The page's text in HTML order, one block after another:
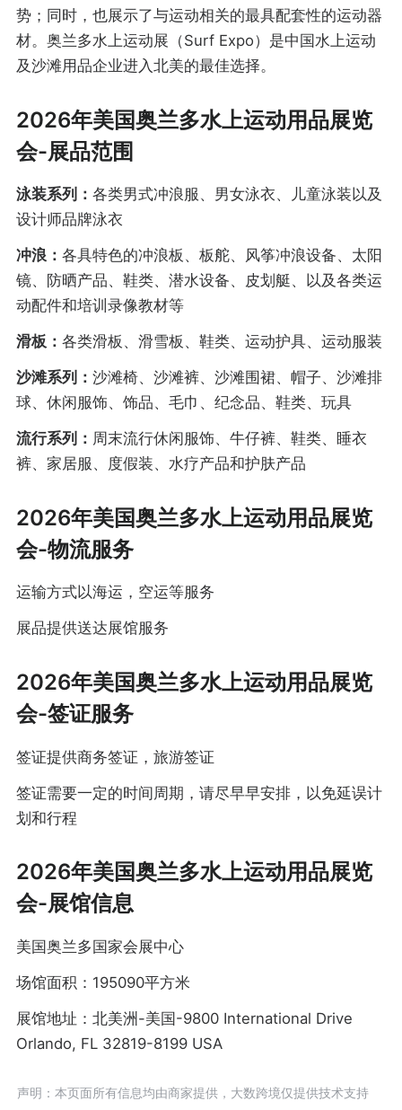
势；同时，也展示了与运动相关的最具配套性的运动器
材。奥兰多水上运动展（Surf Expo）是中国水上运动
及沙滩用品企业进入北美的最佳选择。
2026年美国奥兰多水上运动用品展览
会-展品范围
泳装系列： 各类男式冲浪服、男女泳衣、儿童泳装以及
设计师品牌泳衣
冲浪： 各具特色的冲浪板、板舵、风筝冲浪设备、太阳
镜、防晒产品、鞋类、潜水设备、皮划艇、以及各类运
动配件和培训录像教材等
滑板： 各类滑板、滑雪板、鞋类、运动护具、运动服装
沙滩系列： 沙滩椅、沙滩裤、沙滩围裙、帽子、沙滩排
球、休闲服饰、饰品、毛巾、纪念品、鞋类、玩具
流行系列： 周末流行休闲服饰、牛仔裤、鞋类、睡衣
裤、家居服、度假装、水疗产品和护肤产品
2026年美国奥兰多水上运动用品展览
会-物流服务
运输方式以海运，空运等服务
展品提供送达展馆服务
2026年美国奥兰多水上运动用品展览
会-签证服务
签证提供商务签证，旅游签证
签证需要一定的时间周期，请尽早早安排，以免延误计
划和行程
2026年美国奥兰多水上运动用品展览
会-展馆信息
美国奥兰多国家会展中心
场馆面积：195090平方米
展馆地址：北美洲-美国-9800 International Drive
Orlando, FL 32819-8199 USA
声明：本页面所有信息均由商家提供，大数跨境仅提供技术支持